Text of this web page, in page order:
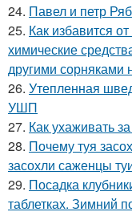
24. Павел и петр
25. Как избавится
химические
другими сорняками
26. Утепленная
УШП
27. Как ухаживать
28. Почему туя
засохли саженцы
29. Посадка
таблетках. Зимний